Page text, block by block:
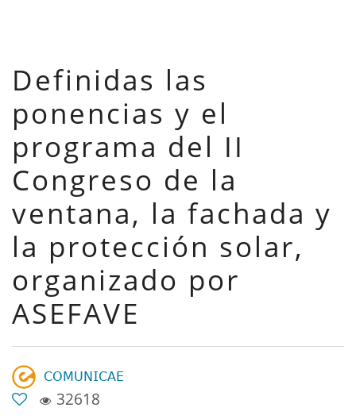
Definidas las
ponencias y el
programa del II
Congreso de la
ventana, la fachada y
la protección solar,
organizado por
ASEFAVE
𝖢𝖮𝖬𝖴𝖭𝖨𝖢𝖠𝖤
32618